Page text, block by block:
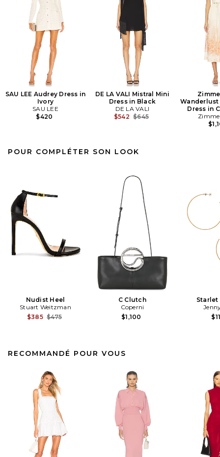
SAU LEE Audrey Dress in
Ivory
SAU LEE
$420
DE LA VALI Mistral Mini
Dress in Black
DE LA VALI
$542 Previous price:
$645
Dress in
POUR COMPLÉTER SON LOOK
Nudist Heel
Stuart Weitzman
$385 Previous price:
$475
C Clutch
Coperni
$1,100
Starlet
RECOMMANDÉ POUR VOUS